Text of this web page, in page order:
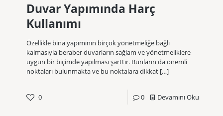
Duvar Yapımında Harç
Kullanımı
Özellikle bina yapımının birçok yönetmeliğe bağlı
kalmasıyla beraber duvarların sağlam ve yönetmeliklere
uygun bir biçimde yapılması şarttır. Bunların da önemli
noktaları bulunmakta ve bu noktalara dikkat […]
0 0 Devamını Oku